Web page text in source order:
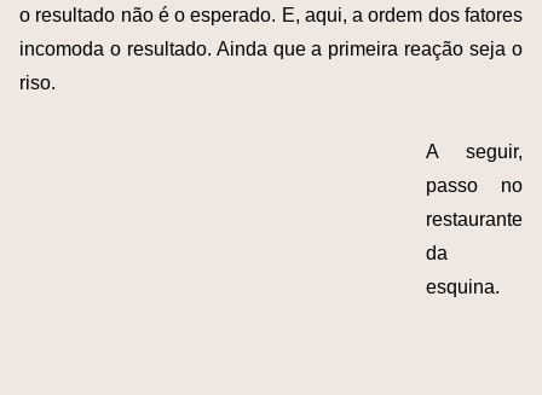
o resultado não é o esperado. E, aqui, a ordem dos fatores
incomoda o resultado. Ainda que a primeira reação seja o
riso.
A seguir,
passo no
restaurante
da
esquina.